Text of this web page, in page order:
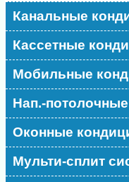
Канальные
Кассетные
Мобильные
Нап.-
Оконные
Мульти-сплит